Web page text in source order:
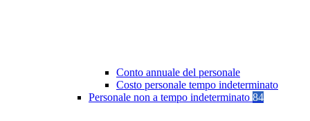
Conto annuale del personale
Costo personale tempo indeterminato
Personale non a tempo indeterminato 84